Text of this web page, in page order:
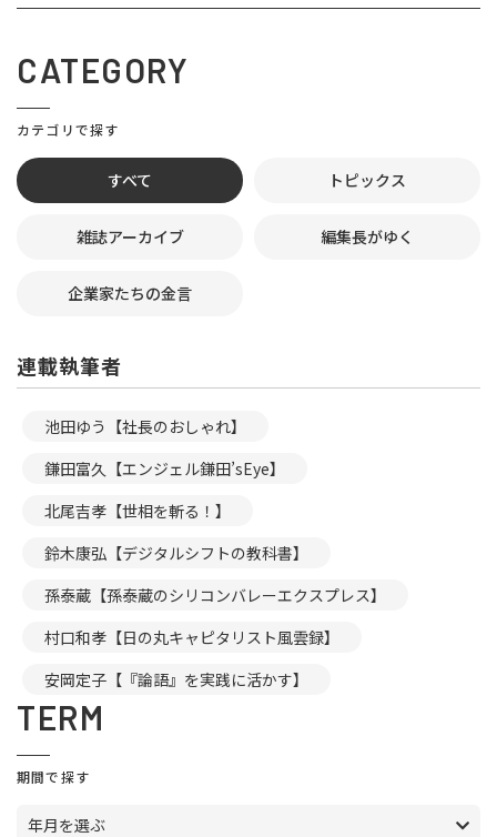
CATEGORY
カテゴリで探す
すべて トピックス
雑誌アーカイブ 編集長がゆく
企業家たちの金言
連載執筆者
池田ゆう【社長のおしゃれ】
鎌田富久【エンジェル鎌田’sEye】
北尾吉孝【世相を斬る！】
鈴木康弘【デジタルシフトの教科書】
孫泰蔵【孫泰蔵のシリコンバレーエクスプレス】
村口和孝【日の丸キャピタリスト風雲録】
安岡定子【『論語』を実践に活かす】
TERM
期間で探す
年月を選ぶ